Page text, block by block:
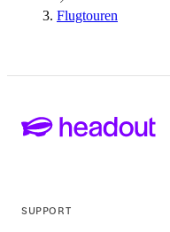
Flugtouren
SUPPORT